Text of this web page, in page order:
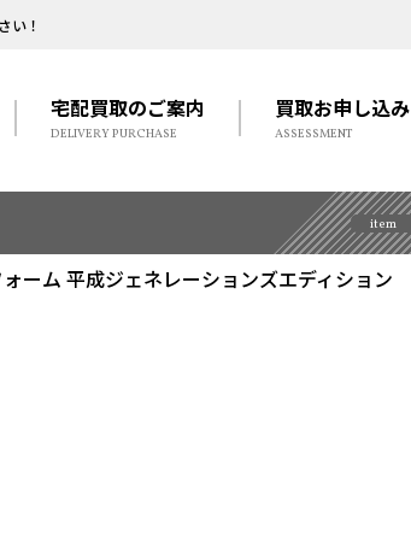
い！
宅配買取のご案内
DELIVERY PURCHASE
買取お申し込み
ASSESSMENT
item
ーム 平成ジェネレーションズエディション